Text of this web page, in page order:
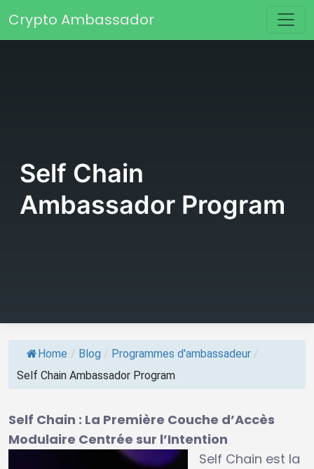
Navigation principale
Crypto Ambassador
Self Chain
Ambassador Program
Home / Blog / Programmes d'ambassadeur /
Self Chain Ambassador Program
Self Chain : La Première Couche d’Accès
Modulaire Centrée sur l’Intention
Self Chain est la